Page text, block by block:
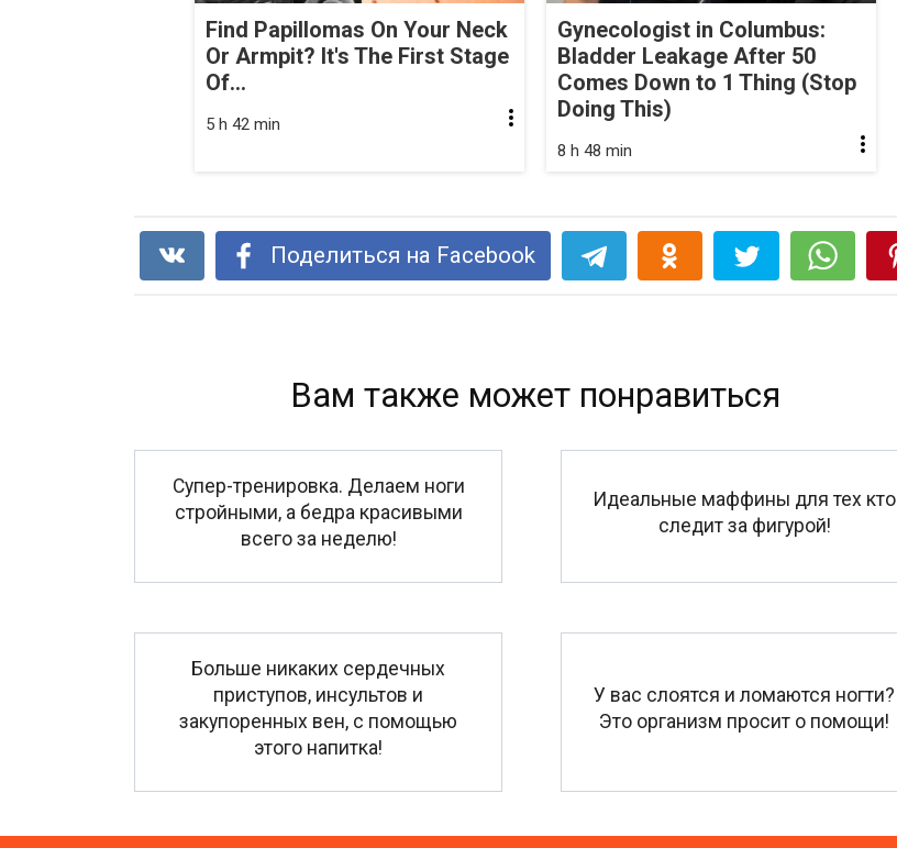
Find Papillomas On Your Neck
Or Armpit? It's The First Stage
Of...
5 h 42 min
Gynecologist in Columbus:
Bladder Leakage After 50
Comes Down to 1 Thing (Stop
Doing This)
8 h 48 min
Поделиться на Facebook
Вам также может понравиться
Супер-тренировка. Делаем ноги
стройными, а бедра красивыми
всего за неделю!
Идеальные маффины для тех кто
следит за фигурой!
Больше никаких сердечных
приступов, инсультов и
закупоренных вен, с помощью
этого напитка!
У вас слоятся и ломаются ногти?
Это организм просит о помощи!